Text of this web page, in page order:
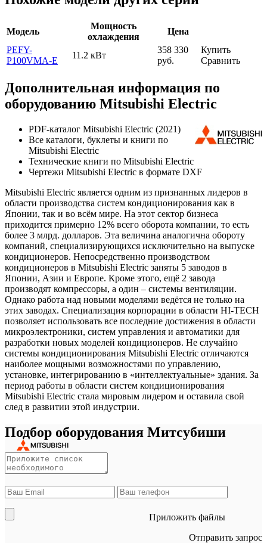
Модель
Мощность
охлаждения
Цена
PEFY-
P100VMA-E
11.2 кВт
358 330
руб.
Купить
Сравнить
Дополнительная информация по
оборудованию Mitsubishi Electric
PDF-каталог Mitsubishi Electric (2021)
Все каталоги, буклеты и книги по
Mitsubishi Electric
Технические книги по Mitsubishi Electric
Чертежи Mitsubishi Electric в формате DXF
Mitsubishi Electric является одним из признанных лидеров в
области производства систем кондиционирования как в
Японии, так и во всём мире. На этот сектор бизнеса
приходится примерно 12% всего оборота компании, то есть
более 3 млрд. долларов. Эта величина аналогична обороту
компаний, специализирующихся исключительно на выпуске
кондиционеров. Непосредственно производством
кондиционеров в Mitsubishi Electric заняты 5 заводов в
Японии, Азии и Европе. Кроме этого, ещё 2 завода
производят компрессоры, а один – системы вентиляции.
Однако работа над новыми моделями ведётся не только на
этих заводах. Специализация корпорации в области HI-TECH
позволяет использовать все последние достижения в области
микроэлектроники, систем управления и автоматики для
разработки новых моделей кондиционеров. Не случайно
системы кондиционирования Mitsubishi Electric отличаются
наиболее мощными возможностями по управлению,
установке, интегрированию в «интеллектуальные» здания. За
период работы в области систем кондиционирования
Mitsubishi Electric стала мировым лидером и оставила свой
след в развитии этой индустрии.
Подбор оборудования Митсубиши
Приложить файлы
Отправить запрос